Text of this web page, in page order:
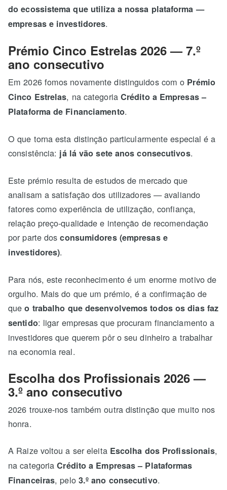
do ecossistema que utiliza a nossa plataforma —
empresas e investidores.
Prémio Cinco Estrelas 2026 — 7.º
ano consecutivo
Em 2026 fomos novamente distinguidos com o Prémio
Cinco Estrelas, na categoria Crédito a Empresas –
Plataforma de Financiamento.
O que torna esta distinção particularmente especial é a
consistência: já lá vão sete anos consecutivos.
Este prémio resulta de estudos de mercado que
analisam a satisfação dos utilizadores — avaliando
fatores como experiência de utilização, confiança,
relação preço-qualidade e intenção de recomendação
por parte dosconsumidores (empresas e
investidores).
Para nós, este reconhecimento é um enorme motivo de
orgulho. Mais do que um prémio, é a confirmação de
queo trabalho que desenvolvemos todos os dias faz
sentido: ligar empresas que procuram financiamento a
investidores que querem pôr o seu dinheiro a trabalhar
na economia real.
Escolha dos Profissionais 2026 —
3.º ano consecutivo
2026 trouxe-nos também outra distinção que muito nos
honra.
A Raize voltou a ser eleita Escolha dos Profissionais,
na categoriaCrédito a Empresas – Plataformas
Financeiras, pelo 3.º ano consecutivo.